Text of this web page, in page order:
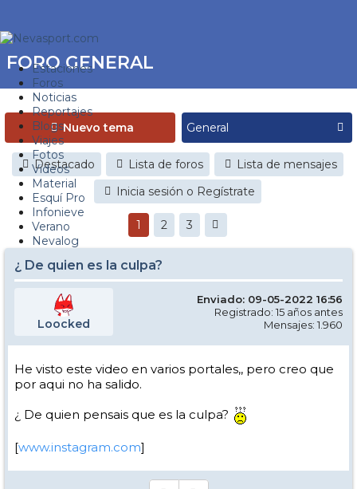
Estaciones
Foros
Noticias
Reportajes
Blogs
Viajes
Fotos
Videos
Material
Esquí Pro
Infonieve
Verano
Nevalog
FORO GENERAL
Nuevo tema
Destacado Lista de foros
Lista de mensajes
Inicia sesión o Regístrate
1 2 3
¿ De quien es la culpa?
Loocked
Enviado: 09-05-2022 16:56
Registrado: 15 años antes
Mensajes: 1.960
He visto este video en varios portales,, pero creo que
por aqui no ha salido.
¿ De quien pensais que es la culpa?
[www.instagram.com]